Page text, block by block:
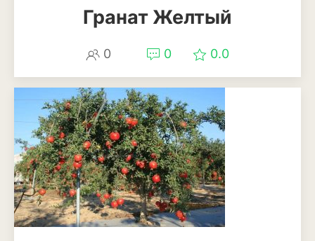
Клематисы
Крокус
Лапчатка
Лилейник
Лилии
Лобелия
Гранат Желтый
0 0 0.0